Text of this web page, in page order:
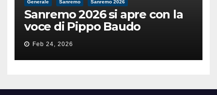
Generale Sanremo Sanremo 2026
Sanremo 2026 si apre con la
voce di Pippo Baudo
Feb 24, 2026